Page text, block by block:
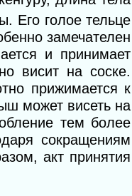
Его голое тельце
замечателен
и принимает
висит на соске.
прижимается к
может висеть на
тем более
сокращениям
акт принятия